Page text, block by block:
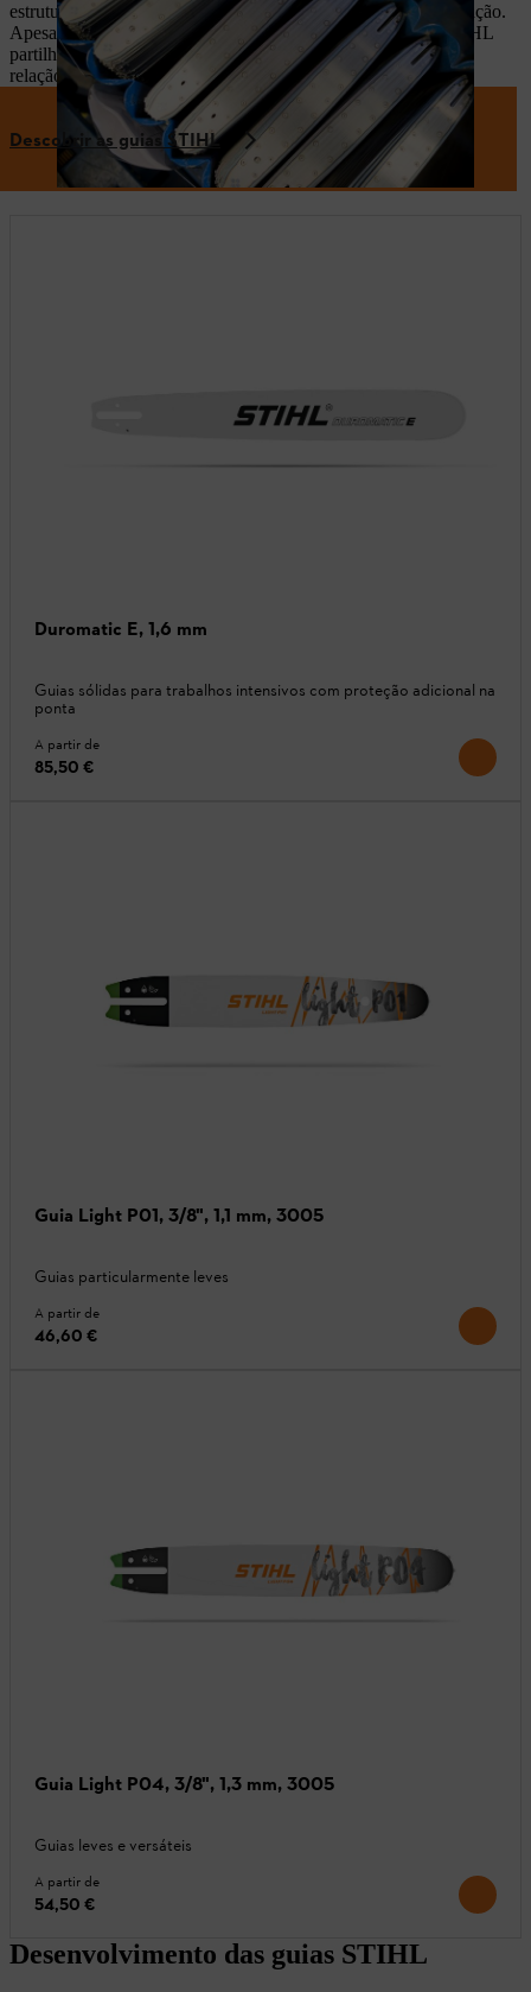
estruturação, para abranger os mais diversos cenários de aplicação.
Apesar destas grandes diferenças, todas as barras-guia da STIHL
partilham um aspeto comum: distinguem-se por uma excelente
relação peso/durabilidade.
Descobrir as guias STIHL
Duromatic E, 1,6 mm
Guias sólidas para trabalhos intensivos com proteção adicional na
ponta
A partir de
85,50 €
Guia Light P01, 3/8", 1,1 mm, 3005
Guias particularmente leves
A partir de
46,60 €
Guia Light P04, 3/8", 1,3 mm, 3005
Guias leves e versáteis
A partir de
54,50 €
Desenvolvimento das guias STIHL